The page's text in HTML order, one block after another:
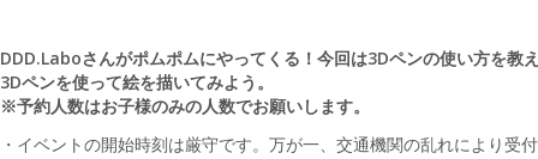
DDD.Laboさんがポムポムにやってくる！今回は3Dペンの使い方を教
3Dペンを使って絵を描いてみよう。
※予約人数はお子様のみの人数でお願いします。
・イベントの開始時刻は厳守です。万が一、交通機関の乱れにより受